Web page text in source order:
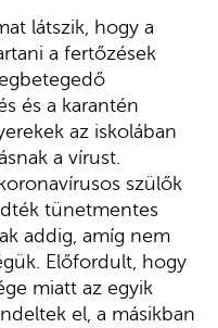
látszik, hogy a
a fertőzések
és a karantén
az iskolában
a vírust.
szülők
tünetmentes
addig, amíg nem
Előfordult, hogy
miatt az egyik
el, a másikban